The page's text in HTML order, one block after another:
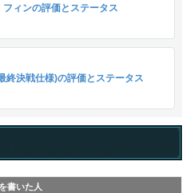
フィンの評価とステータス
終決戦仕様)の評価とステータス
書いた人